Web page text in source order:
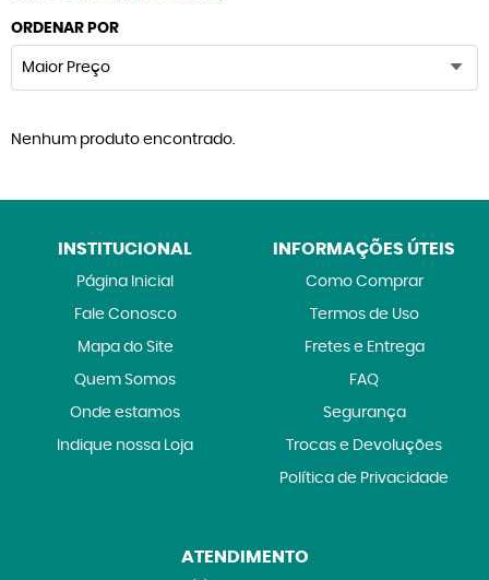
ORDENAR POR
Maior Preço
Nenhum produto encontrado.
INSTITUCIONAL
Página Inicial
Fale Conosco
Mapa do Site
Quem Somos
Onde estamos
Indique nossa Loja
INFORMAÇÕES ÚTEIS
Como Comprar
Termos de Uso
Fretes e Entrega
FAQ
Segurança
Trocas e Devoluções
Política de Privacidade
ATENDIMENTO